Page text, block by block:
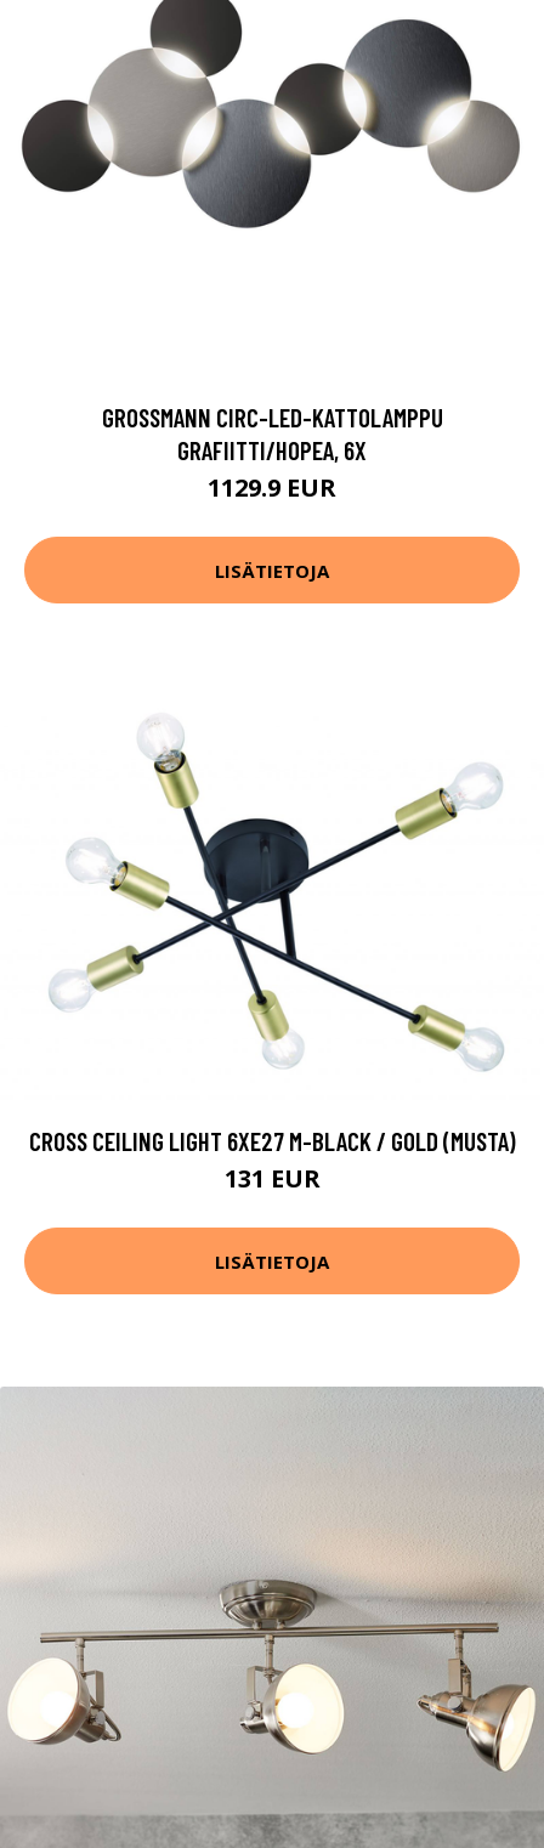
GROSSMANN CIRC-LED-KATTOLAMPPU
GRAFIITTI/HOPEA, 6X
1129.9 EUR
LISÄTIETOJA
CROSS CEILING LIGHT 6XE27 M-BLACK / GOLD (MUSTA)
131 EUR
LISÄTIETOJA